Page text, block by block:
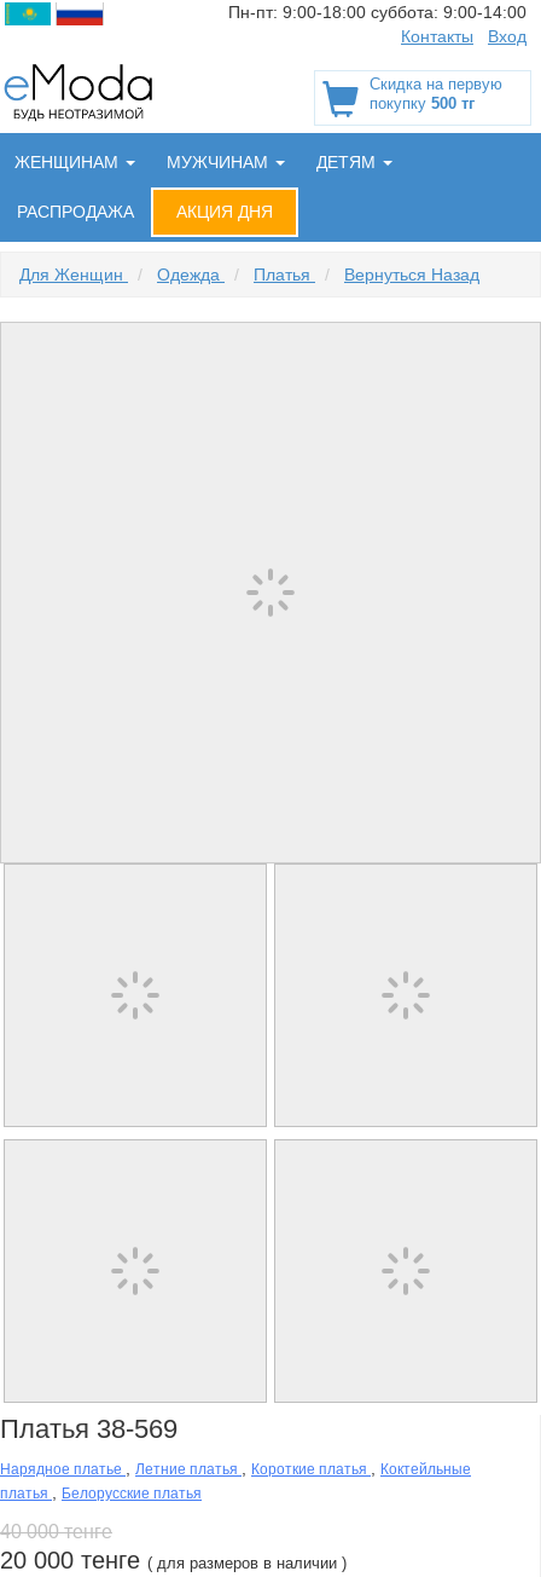
Пн-пт: 9:00-18:00 суббота: 9:00-14:00
Контакты
Вход
Скидка на первую
покупку 500 тг
ЖЕНЩИНАМ МУЖЧИНАМ ДЕТЯМ
РАСПРОДАЖА АКЦИЯ ДНЯ
Для Женщин / Одежда / Платья / Вернуться Назад
Платья 38-569
Нарядное платье Летние платья Короткие платья
Коктейльные
платья
Белорусские платья
40 000 тенге
20 000 тенге ( для размеров в наличии )